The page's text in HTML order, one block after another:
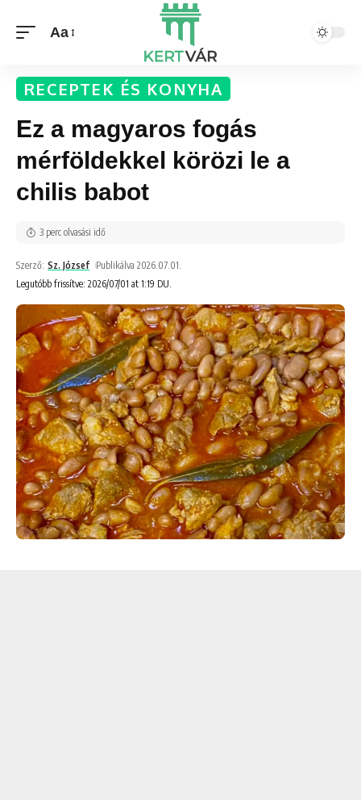
Aa
RECEPTEK ÉS KONYHA
Ez a magyaros fogás
mérföldekkel körözi le a
chilis babot
Legutóbb frissítve: 2026/07/01 at 1:19 DU.
Szerző: Sz. József Publikálva 2026.07.01.
3 perc olvasási idő